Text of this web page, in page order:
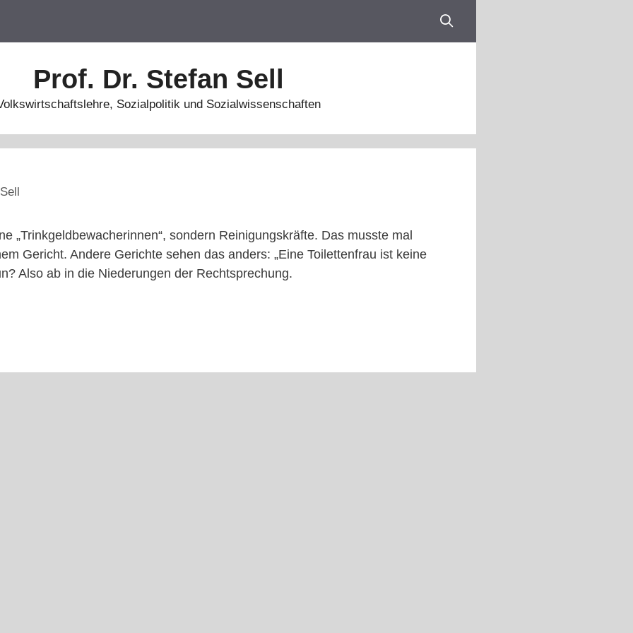
Prof. Dr. Stefan Sell
Sozialpolitik und Sozialwissenschaften
„Trinkgeldbewacherinnen“, sondern Reinigungskräfte. Das musste mal
Gericht. Andere Gerichte sehen das anders: „Eine Toilettenfrau ist keine
Also ab in die Niederungen der Rechtsprechung.